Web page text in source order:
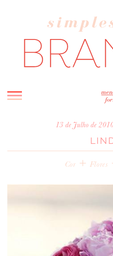
REAL
FORNECEDORES
ANUNCIE
13 de Julho de
Cor + Flores